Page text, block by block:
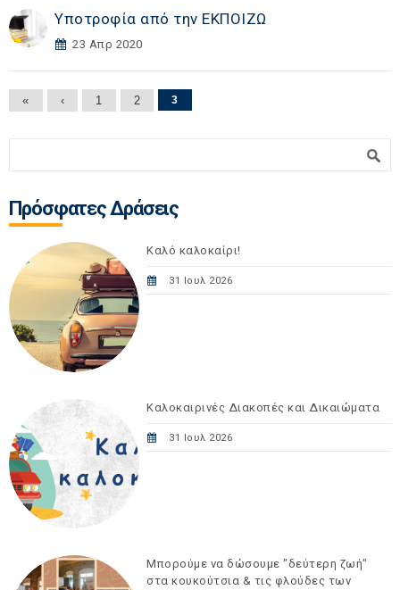
Υποτροφία από την EKΠΟΙΖΩ
23 Απρ 2020
Σελίδες
« ‹ 1 2 3
Πρόσφατες Δράσεις
Καλό καλοκαίρι!
31 Ιουλ 2026
Καλοκαιρινές Διακοπές και Δικαιώματα
31 Ιουλ 2026
Μπορούμε να δώσουμε "δεύτερη ζωή"
στα κουκούτσια & τις φλούδες των